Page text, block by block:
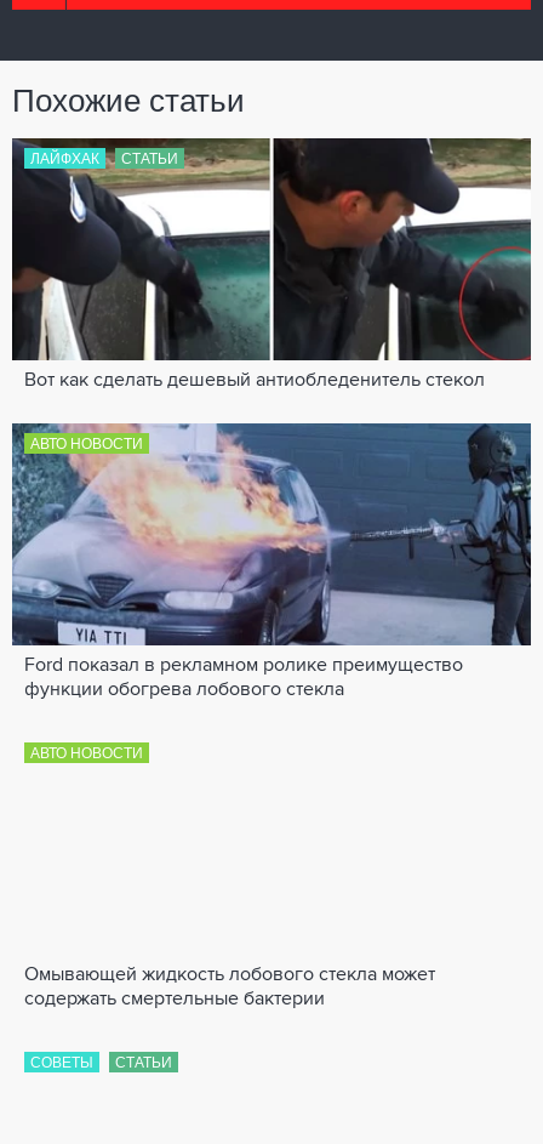
Похожие статьи
ЛАЙФХАК СТАТЬИ
Вот как сделать дешевый антиобледенитель стекол
АВТО НОВОСТИ
Ford показал в рекламном ролике преимущество
функции обогрева лобового стекла
АВТО НОВОСТИ
Омывающей жидкость лобового стекла может
содержать смертельные бактерии
СОВЕТЫ СТАТЬИ